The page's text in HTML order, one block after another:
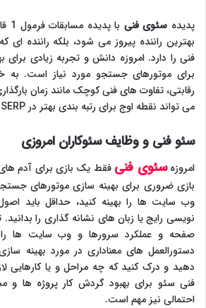
پدیده سئوی فنی
بهترین راننده پیروز می شود، بلکه راننده ای
فنی را دارد. امروزه دانش و تجربه زیادی
برای موتورهای جستجو مورد نیاز است.
رقابتی، تفاوت های فنی کوچک مانند زمان
می تواند نقطه اوج برای رتبه بندی بهتر در SERP ها باشد.
سئو فنی و وظایف سئوکاران امروزی
امروزهسئوی فنی فقط یک بازی برای آدم
بازی ضروری برای بهینه سازی موتورهای
وب سایت ها را بهینه کنید، حداقل باید
نویسی رایج یا زبان های نشانه گذاری را
صفحه و عملکرد سرورها و وب سایت ها را
دستورالعمل های معناداری در مورد بهینه
دهید و درک کنید که چه مراحل و یا کارهایی
فنی سئو برای بهبود گردش کار پروژه ها و
احتمالی نیز مهم است.